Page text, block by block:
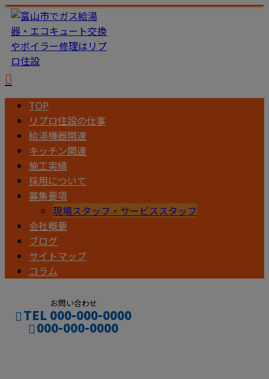
TOP
リプロ住設の仕事
給湯機器関連
キッチン関連
施工実績
採用について
募集要項
現場スタッフ・サービススタッフ
会社概要
ブログ
サイトマップ
コラム
お問い合わせ
TEL 000-000-0000
000-000-0000